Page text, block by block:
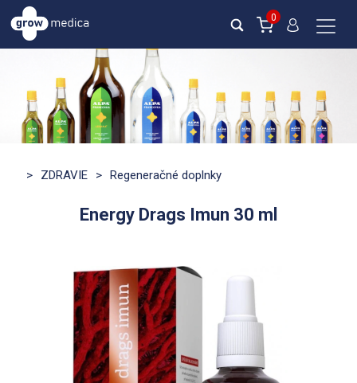
0
> ZDRAVIE > Regeneračné doplnky
Energy Drags Imun 30 ml